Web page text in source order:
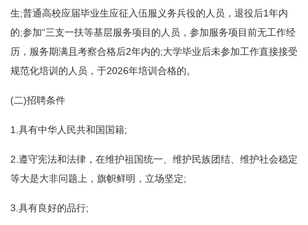
生;普通高校应届毕业生应征入伍服义务兵役的人员，退役后1年内
的;参加“三支一扶等基层服务项目的人员，参加服务项目前无工作经
历，服务期满且考察合格后2年内的;大学毕业后未参加工作直接接受
规范化培训的人员，于2026年培训合格的。
(二)招聘条件
1.具有中华人民共和国国籍;
2.遵守宪法和法律，在维护祖国统一、维护民族团结、维护社会稳定
等大是大非问题上，旗帜鲜明，立场坚定;
3.具有良好的品行;